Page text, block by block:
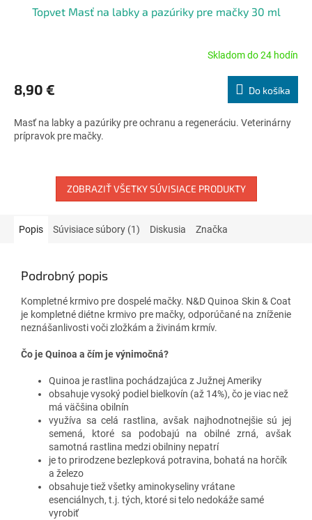
Topvet Masť na labky a pazúriky pre mačky 30 ml
produktu
je
z
5
Skladom do 24 hodín
8,90 € Do košíka
Masť na labky a pazúriky pre ochranu a regeneráciu. Veterinárny
prípravok pre mačky.
ZOBRAZIŤ VŠETKY SÚVISIACE PRODUKTY
Popis Súvisiace súbory (1) Diskusia Značka
Podrobný popis
Kompletné krmivo pre dospelé mačky. N&D Quinoa Skin & Coat
je kompletné diétne krmivo pre mačky, odporúčané na zníženie
neznášanlivosti voči zložkám a živinám krmív.
Čo je Quinoa a čím je výnimočná?
Quinoa je rastlina pochádzajúca z Južnej Ameriky
obsahuje vysoký podiel bielkovín (až 14%), čo je viac než
má väčšina obilnín
využíva sa celá rastlina, avšak najhodnotnejšie sú jej
semená, ktoré sa podobajú na obilné zrná, avšak
samotná rastlina medzi obilniny nepatrí
je to prirodzene bezlepková potravina, bohatá na horčík
a železo
obsahuje tiež všetky aminokyseliny vrátane
esenciálnych, t.j. tých, ktoré si telo nedokáže samé
vyrobiť